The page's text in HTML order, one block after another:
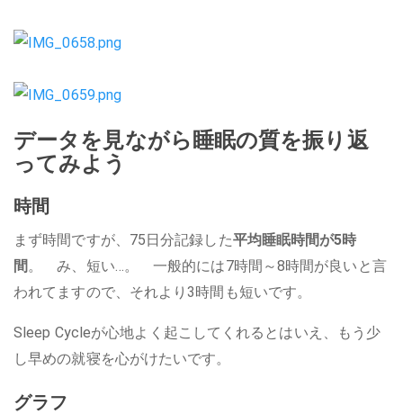
データを見ながら睡眠の質を振り返
ってみよう
時間
まず時間ですが、75日分記録した平均睡眠時間が5時
間。 み、短い…。 一般的には7時間～8時間が良いと言
われてますので、それより3時間も短いです。
Sleep Cycleが心地よく起こしてくれるとはいえ、もう少
し早めの就寝を心がけたいです。
グラフ